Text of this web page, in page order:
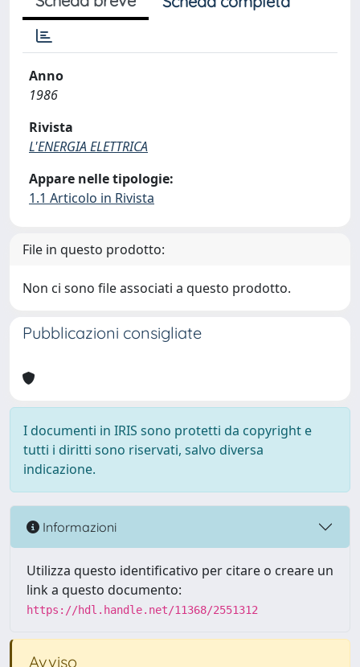
Anno
1986
Rivista
L'ENERGIA ELETTRICA
Appare nelle tipologie:
1.1 Articolo in Rivista
File in questo prodotto:
Non ci sono file associati a questo prodotto.
Pubblicazioni consigliate
I documenti in IRIS sono protetti da copyright e
tutti i diritti sono riservati, salvo diversa
indicazione.
Informazioni
Utilizza questo identificativo per citare o creare un
link a questo documento:
https://hdl.handle.net/11368/2551312
Avviso